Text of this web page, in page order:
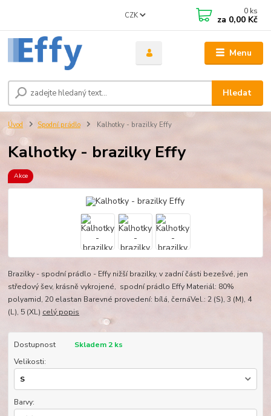
Menu
CZK
Hledat
0 ks
za 0,00 Kč
Úvod Spodní prádlo Kalhotky - brazilky Effy
Kalhotky - brazilky Effy
Akce
Brazilky - spodní prádlo - Effy nižší brazilky, v zadní části bezešvé, jen
středový šev, krásně vykrojené, spodní prádlo Effy Materiál: 80%
polyamid, 20 elastan Barevné provedení: bílá, černáVel.: 2 (S), 3 (M), 4
(L), 5 (XL) celý popis
Dostupnost
Skladem 2 ks
Velikosti:
Barvy: